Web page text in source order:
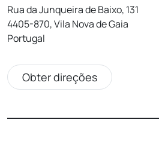
Rua da Junqueira de Baixo, 131
4405-870, Vila Nova de Gaia
Portugal
Obter direções